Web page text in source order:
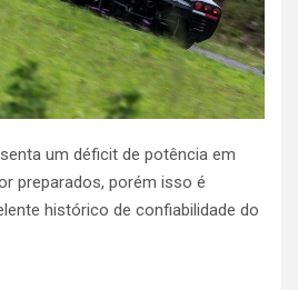
um déficit de potência em
preparados, porém isso é
histórico de confiabilidade do